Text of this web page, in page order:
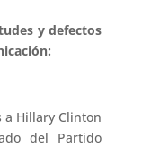
y defectos
a Hillary Clinton
del Partido